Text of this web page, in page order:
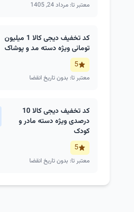
معتبر تا: مرداد 24, 1405
کد تخفیف دیجی کالا 1 میلیون
تومانی ویژه دسته مد و پوشاک
5
معتبر تا: بدون تاریخ انقضا
کد تخفیف دیجی کالا 10
درصدی ویژه دسته مادر و
کودک
5
معتبر تا: بدون تاریخ انقضا